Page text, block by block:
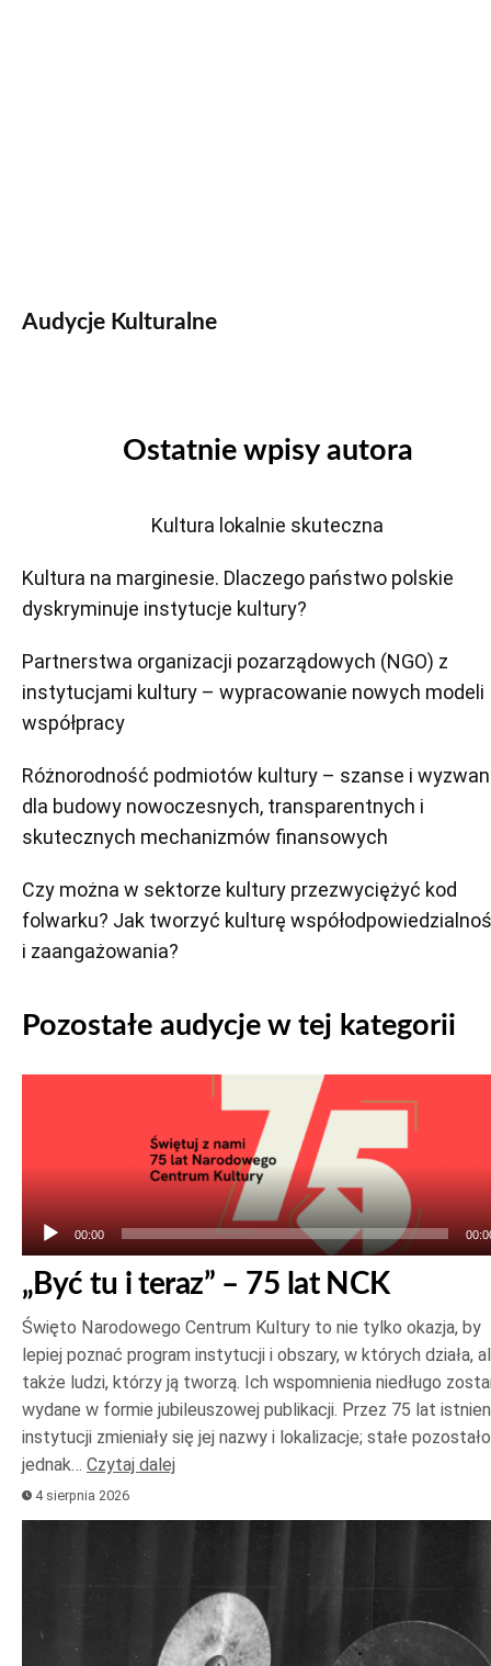
Audycje Kulturalne
Ostatnie wpisy autora
Kultura lokalnie skuteczna
Kultura na marginesie. Dlaczego państwo polskie
dyskryminuje instytucje kultury?
Partnerstwa organizacji pozarządowych (NGO) z
instytucjami kultury – wypracowanie nowych modeli
współpracy
Różnorodność podmiotów kultury – szanse i
dla budowy nowoczesnych, transparentnych i
skutecznych mechanizmów finansowych
Czy można w sektorze kultury przezwyciężyć kod
folwarku? Jak tworzyć kulturę
i zaangażowania?
Pozostałe audycje w tej kategorii
00:00
„Być tu i teraz” – 75 lat NCK
Święto Narodowego Centrum Kultury to nie tylko okazja, by
lepiej poznać program instytucji i obszary, w których działa,
także ludzi, którzy ją tworzą. Ich wspomnienia niedługo
wydane w formie jubileuszowej publikacji. Przez 75 lat
instytucji zmieniały się jej nazwy i lokalizacje; stałe pozostało
jednak… Czytaj dalej
4 sierpnia 2026